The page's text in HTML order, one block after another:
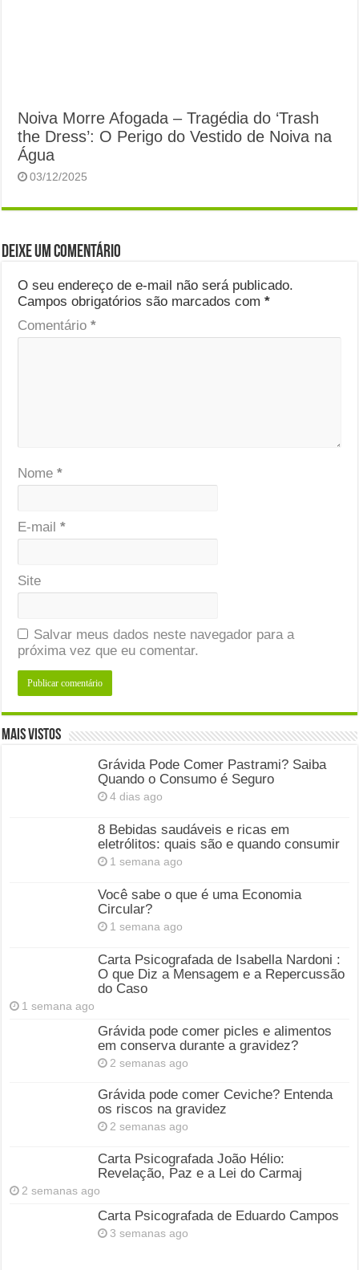
Noiva Morre Afogada – Tragédia do ‘Trash
the Dress’: O Perigo do Vestido de Noiva na
Água
03/12/2025
Deixe um comentário
O seu endereço de e-mail não será publicado.
Campos obrigatórios são marcados com*
Comentário*
Nome*
E-mail*
Site
Salvar meus dados neste navegador para a
próxima vez que eu comentar.
Mais Vistos
Grávida Pode Comer Pastrami? Saiba
Quando o Consumo é Seguro
4 dias ago
8 Bebidas saudáveis e ricas em
eletrólitos: quais são e quando consumir
1 semana ago
Você sabe o que é uma Economia
Circular?
1 semana ago
Carta Psicografada de Isabella Nardoni :
O que Diz a Mensagem e a Repercussão
do Caso
1 semana ago
Grávida pode comer picles e alimentos
em conserva durante a gravidez?
2 semanas ago
Grávida pode comer Ceviche? Entenda
os riscos na gravidez
2 semanas ago
Carta Psicografada João Hélio:
Revelação, Paz e a Lei do Carmaj
2 semanas ago
Carta Psicografada de Eduardo Campos
3 semanas ago